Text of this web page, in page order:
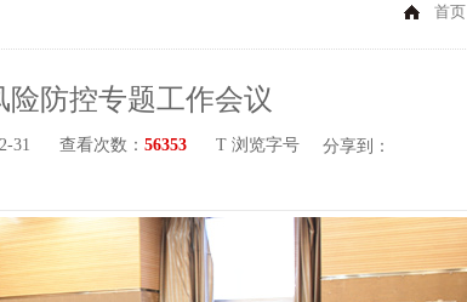
首页
险防控专题工作会议
31 查看次数： 56353 T 浏览字号 分享到：